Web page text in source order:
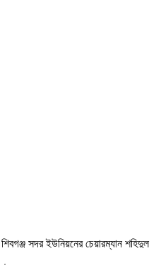
সদর ইউনিয়নের চেয়ারম্যান শহিদুল